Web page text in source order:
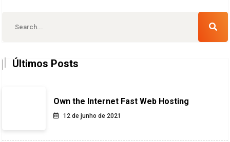
Últimos Posts
Own the Internet Fast Web Hosting
12 de junho de 2021